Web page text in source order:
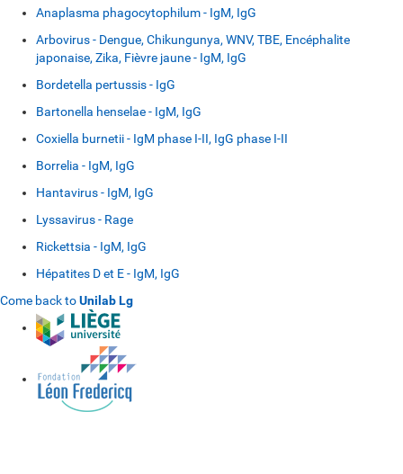
Anaplasma phagocytophilum - IgM, IgG
Arbovirus - Dengue, Chikungunya, WNV, TBE, Encéphalite
japonaise, Zika, Fièvre jaune - IgM, IgG
Bordetella pertussis - IgG
Bartonella henselae - IgM, IgG
Coxiella burnetii - IgM phase I-II, IgG phase I-II
Borrelia - IgM, IgG
Hantavirus - IgM, IgG
Lyssavirus - Rage
Rickettsia - IgM, IgG
Hépatites D et E - IgM, IgG
Come back toUnilab Lg